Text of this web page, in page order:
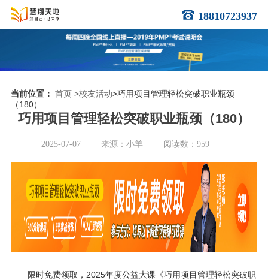
18810723937
当前位置： 首页 >校友活动>巧用项目管理轻松突破职业瓶颈
（180）
巧用项目管理轻松突破职业瓶颈（180）
2025-07-07 来源：小羊 阅读数：959
限时免费领取，2025年度公益大课《巧用项目管理轻松突破职